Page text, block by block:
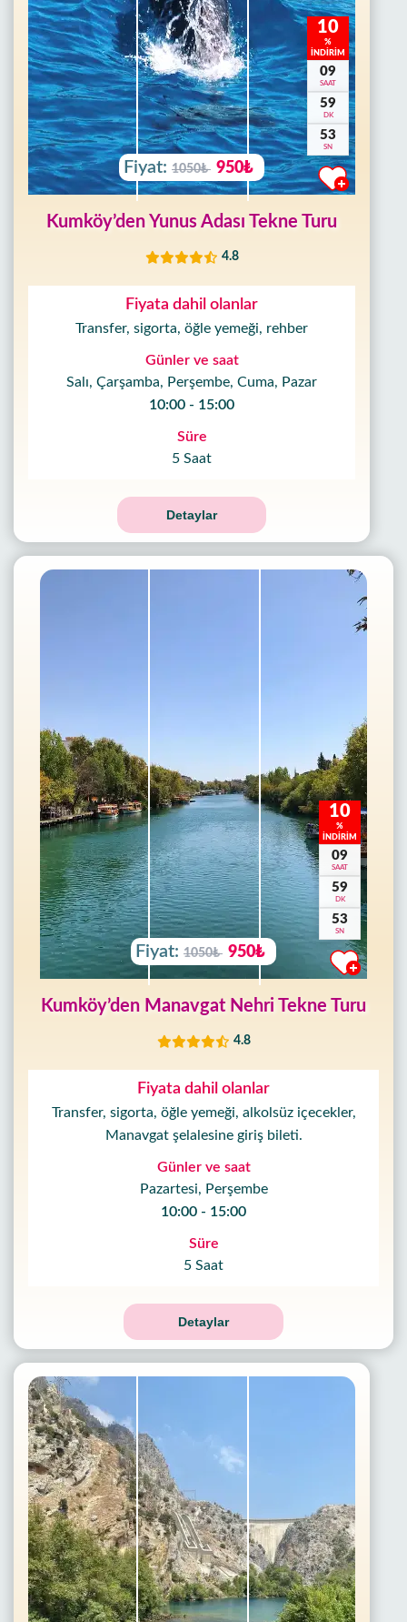
10
%
İNDİRİM
09
SAAT
59
DK
50
SN
Fiyat: 1050₺ 950₺
Kumköy’den Yunus Adası Tekne Turu
4.8
Fiyata dahil olanlar
Transfer, sigorta, öğle yemeği, rehber
Günler ve saat
Salı, Çarşamba, Perşembe, Cuma, Pazar
10:00 - 15:00
Süre
5 Saat
Detaylar
10
%
İNDİRİM
09
SAAT
59
DK
50
SN
Fiyat: 1050₺ 950₺
Kumköy’den Manavgat Nehri Tekne Turu
4.8
Fiyata dahil olanlar
Transfer, sigorta, öğle yemeği, alkolsüz içecekler,
Manavgat şelalesine giriş bileti.
Günler ve saat
Pazartesi, Perşembe
10:00 - 15:00
Süre
5 Saat
Detaylar